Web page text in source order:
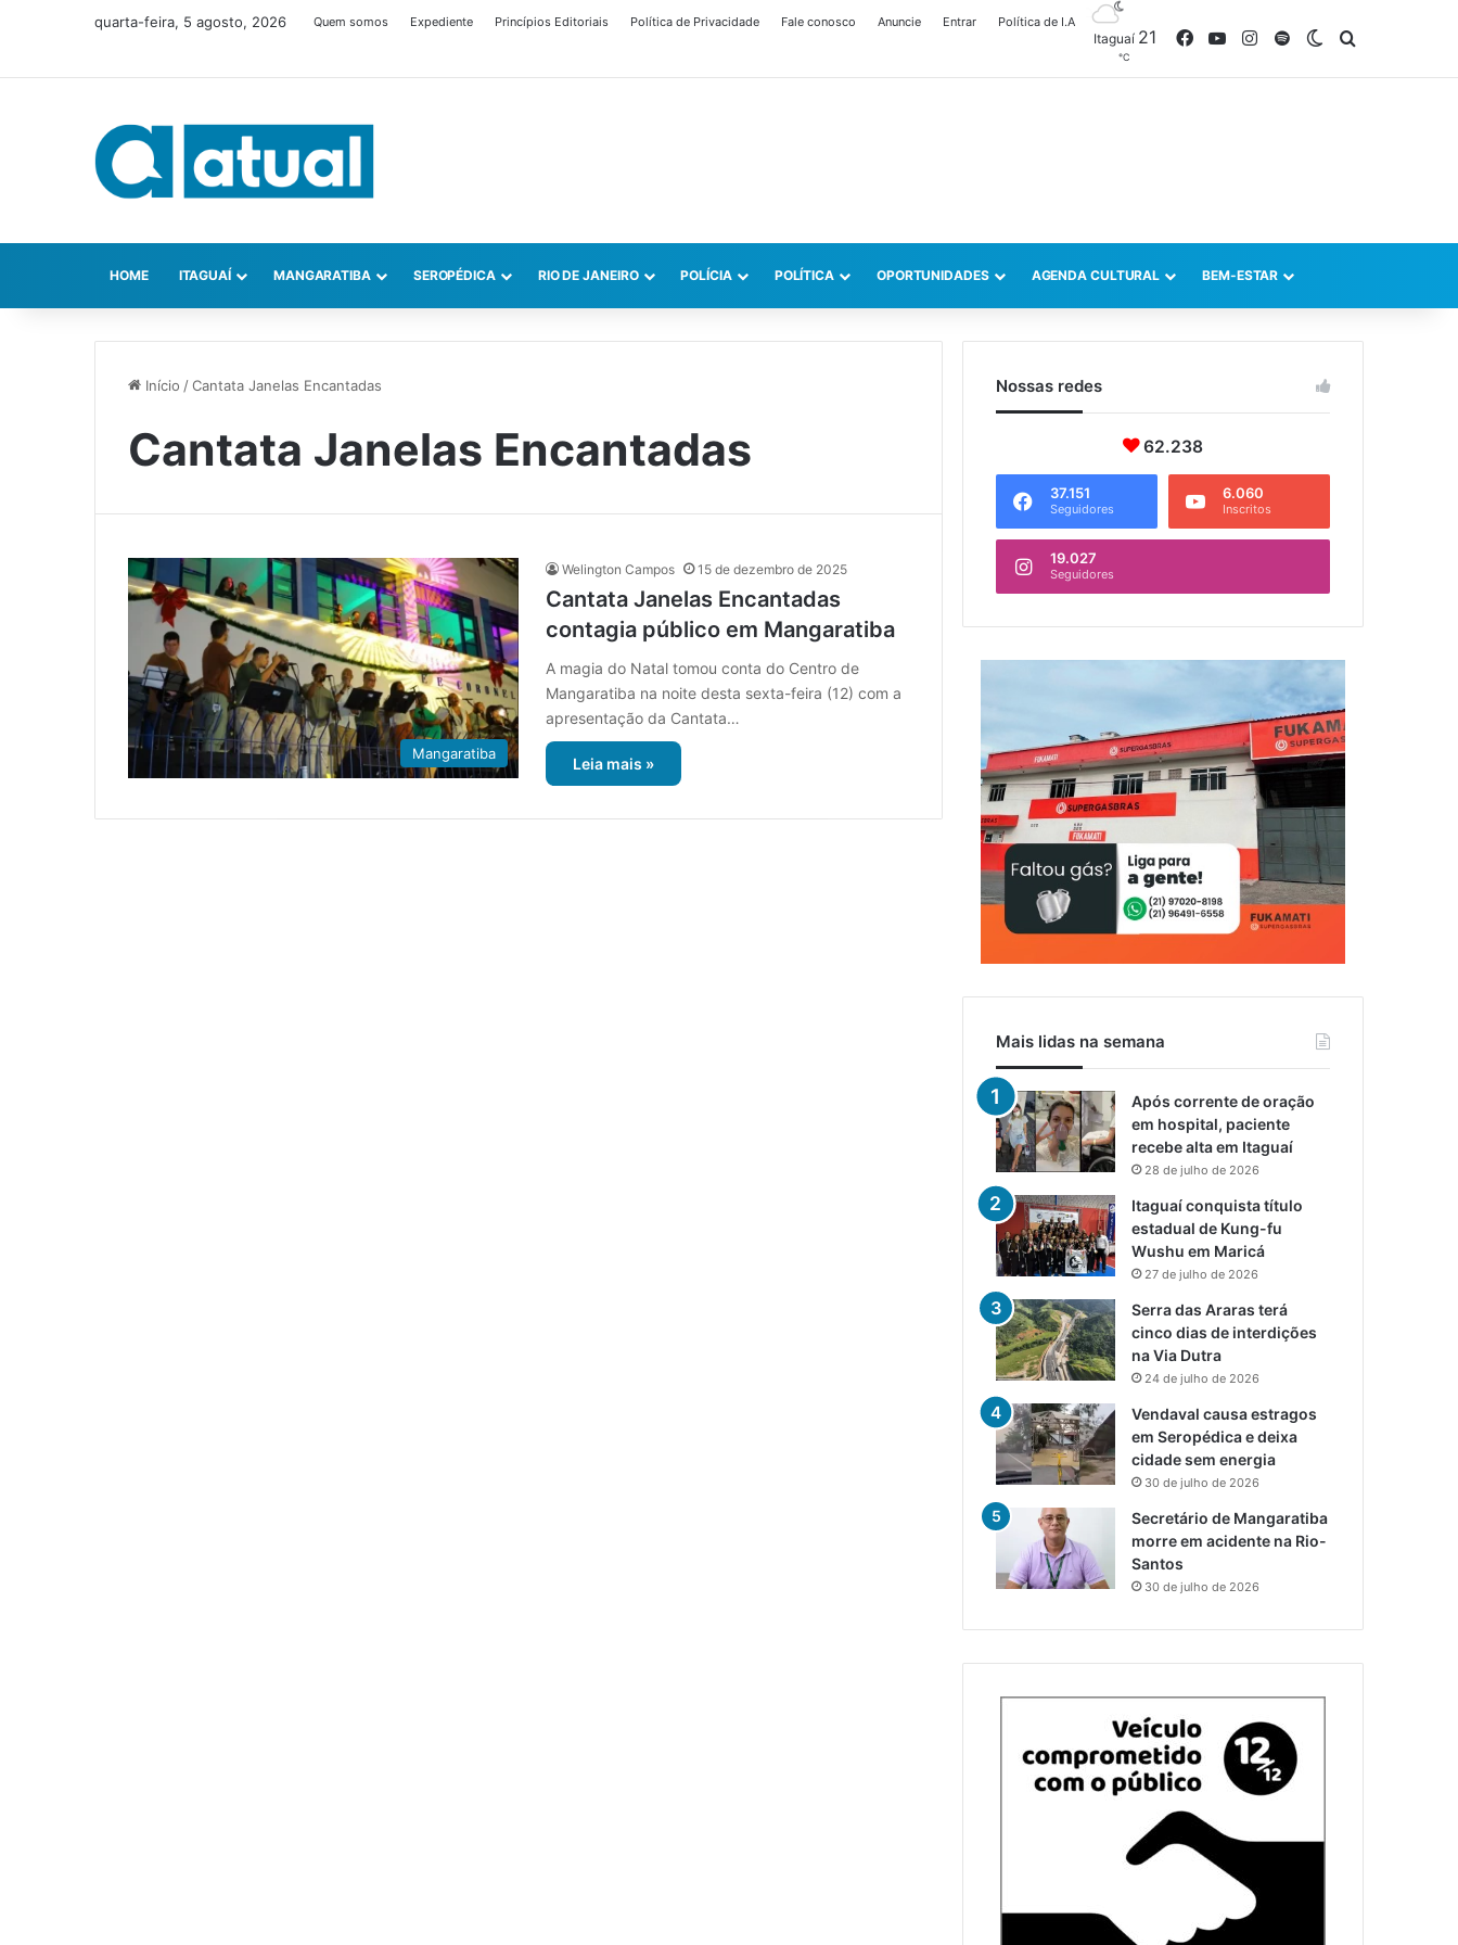
quarta-feira, 5 agosto, 2026 Quem somos Expediente Princípios Editoriais Política de Privacidade Fale conosco Anuncie Entrar Política de I.A
Itaguaí 21
℃
FacebookYouTubeInstagram
SpotifySwitch skin
HOME ITAGUAÍ MANGARATIBA SEROPÉDICA RIO DE JANEIRO POLÍCIA POLÍTICA OPORTUNIDADES AGENDA CULTURAL BEM-ESTAR
Início /Cantata Janelas Encantadas
Cantata Janelas Encantadas
Mangaratiba
Welington Campos 15 de dezembro de 2025
Cantata Janelas Encantadas
contagia público em Mangaratiba
A magia do Natal tomou conta do Centro de
Mangaratiba na noite desta sexta-feira (12) com a
apresentação da Cantata…
Leia mais »
Nossas redes
62.238
37.151
Seguidores
6.060
Inscritos
19.027
Seguidores
Mais lidas na semana
Após corrente de oração
em hospital, paciente
recebe alta em Itaguaí
28 de julho de 2026
Itaguaí conquista título
estadual de Kung-fu
Wushu em Maricá
27 de julho de 2026
Serra das Araras terá
cinco dias de interdições
na Via Dutra
24 de julho de 2026
Vendaval causa estragos
em Seropédica e deixa
cidade sem energia
30 de julho de 2026
Secretário de Mangaratiba
morre em acidente na Rio-
Santos
30 de julho de 2026